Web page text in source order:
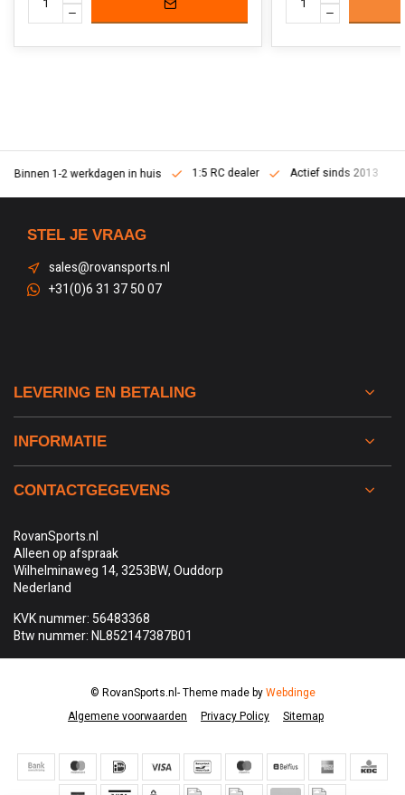
Binnen 1-2 werkdagen in huis 1:5 RC dealer Actief sinds 2013
STEL JE VRAAG
sales@rovansports.nl
+31(0)6 31 37 50 07
LEVERING EN BETALING
INFORMATIE
CONTACTGEGEVENS
RovanSports.nl
Alleen op afspraak
Wilhelminaweg 14, 3253BW, Ouddorp
Nederland
KVK nummer: 56483368
Btw nummer: NL852147387B01
Algemene voorwaarden Privacy Policy Sitemap
© RovanSports.nl- Theme made byWebdinge